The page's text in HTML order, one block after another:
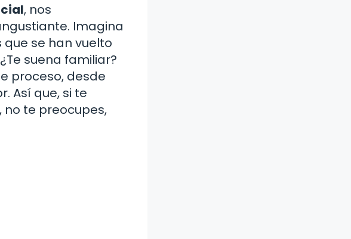
, nos
Imagina
se han vuelto
suena familiar?
proceso, desde
Así que, si te
te preocupes,